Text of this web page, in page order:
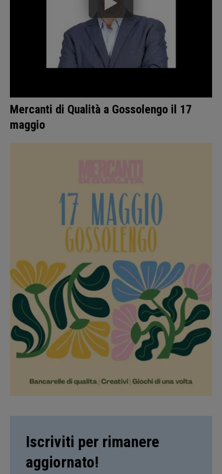
Mercanti di Qualità a Gossolengo il 17
maggio
Iscriviti per rimanere
aggiornato!